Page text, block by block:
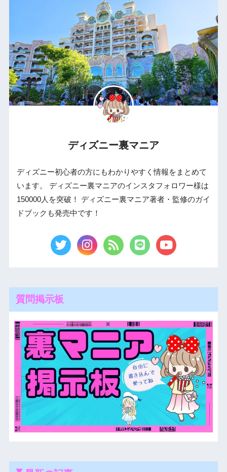
ディズニー裏マニア
ディズニー初心者の方にもわかりやすく情報をまとめて
います。 ディズニー裏マニアのインスタフォロワー様は
150000人を突破！ ディズニー裏マニア著者・監修のガイ
ドブックも発売中です！
質問掲示板